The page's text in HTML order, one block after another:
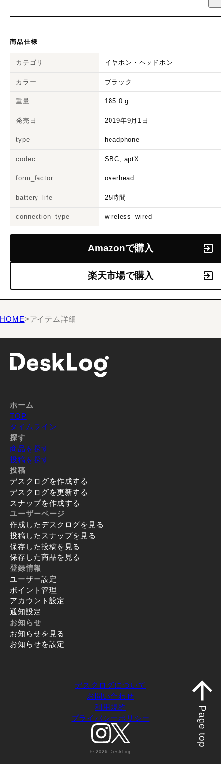
商品仕様
カテゴリ イヤホン・ヘッドホン
カラー ブラック
重量 185.0 g
発売日 2019年9月1日
type headphone
codec SBC, aptX
form_factor overhead
battery_life 25時間
connection_type wireless_wired
Amazonで購入
楽天市場で購入
HOME>アイテム詳細
ホーム
TOP
タイムライン
探す
商品を探す
投稿を探す
投稿
デスクログを作成する
デスクログを更新する
スナップを作成する
ユーザーページ
作成したデスクログを見る
投稿したスナップを見る
保存した投稿を見る
保存した商品を見る
登録情報
ユーザー設定
ポイント管理
アカウント設定
通知設定
お知らせ
お知らせを見る
お知らせを設定
デスクログについて
お問い合わせ
利用規約
プライバシーポリシー
© 2026 DeskLog
Page top